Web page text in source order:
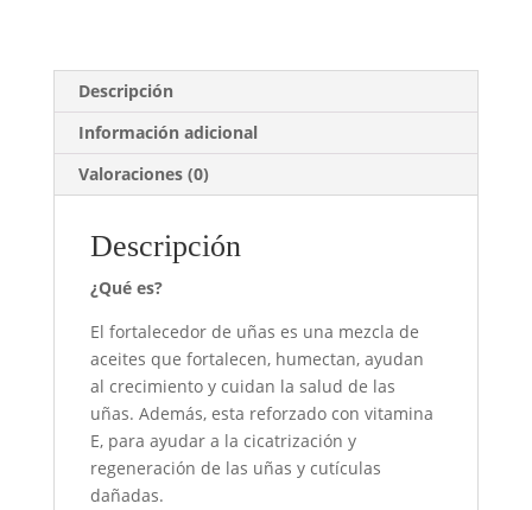
Descripción
Información adicional
Valoraciones (0)
Descripción
¿Qué es?
El fortalecedor de uñas es una mezcla de
aceites que fortalecen, humectan, ayudan
al crecimiento y cuidan la salud de las
uñas. Además, esta reforzado con vitamina
E, para ayudar a la cicatrización y
regeneración de las uñas y cutículas
dañadas.